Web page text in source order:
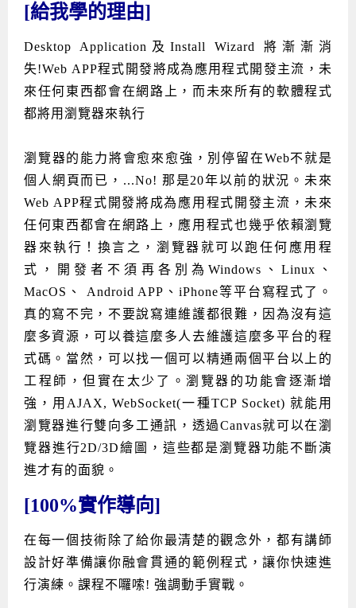
穿戴式裝置應用開發
嵌入式即時作業系統FreeRTOS 設計實作
[學程]感測電路Plus+MCU韌體設計實戰
AI課程總覽頁
AI邊緣運算實作TensorFlow Lite for MCU
AIoT智能聯網運算實戰
AI深度學習之問答系統實作
讓 AI 成為你的數位同事
Web全端開發應用班
資訊安全實務
物聯網Web整合應用實作
[學程]物聯網全端與深度學習整合
5G技術-SDN與Mininet實作
嵌入式物聯網開發實戰
[學程]物聯網全端與深度學習整合
iPAS AIoT應用工程師(物聯網類)
ROS機器人自走車系統開發應用
ROS機器手臂控制&演算法實戰
智能機器人系統整合開發
電腦視覺與影像處理課程
影像課程總覽
電腦視覺與影像處理
AI深度學習與影像辨識實戰
智能機器人系統整合開發
ARM系列課程
ARM mbed 物聯網平台應用實作
ARM Boot Loader設計
程式語言系列課程
C語言程式設計
C++程式設計
Python程式實戰養成學程
Python程式設計
Python程式設計(舊)
APCS寒暑假程式檢定班
Java 物件導向程式
Android系列課程
Android APP 實戰開發學程
Android Framework
Android ADK周邊裝置開發班
iPhone程式設計基礎班
iPhone程式設計進階班
Android嵌入式平台開發訓練班
TI MSP430微控制器開發
產品應用系列課程
生醫感測器整合設計班
NFC無線通訊設計實作班
物聯網Web整合應用實作班
轉職就業班
AIoT人工智慧與物聯網實戰人才就業班
AI智能醫療電子產品開發人才就業班
物聯網韌體工程師人才養成班
物聯網平台開發人才養成班(政府+企業雙重補助)
物聯網平台開發人才養成班
實體課程總覽
Raspberry Pi 開發入門
Python機器學習與深度學習
AI雲端原生與MLOps自動化實務
AI邊緣運算實作-TFL for MCU
自然語言處理與大型語言模型
非監督式學習
Edge AI與Pi Pico實作應用
電腦視覺演算法-人臉識別實戰
OpenVINO邊緣運算實務
iPAS巨量資料分析師考照班
iPAS AIoT應用工程師(物聯網類)
5G - SDN與Mininet實作
iPAS AIoT應用工程師(物聯網類)
iPAS巨量資料分析師
iPAS機器學習工程師
高中生升學超前部署課程總覽
APCS檢定 Python課程
APCS檢定 C++課程
APCS檢定 C語言課程
【遠距同步】APCS寒/暑假營隊
【遠距同步】青少年AI冬/夏令營
青少年AI人工智慧實作班
程式語言系列
C語言程式設計
資料結構
Python程式設計
C++程式設計
Python進階程式設計：從資料結構到演算法
Python程式實戰養成學程
Raspberry Pi系列
Linux & C語言硬體控制
Python硬體控制-Pi Pico
Edge AI與Raspberry Pi Pico實作應用
硬體控制使用Python
用樹莓派實現物聯網
5G-SDN通訊系列課程
5G關鍵技術- SDN與Mininet實作
創意程式設計系列
Scratch 創意程式設計
最新成果展
工程師學習地圖
學員專屬提問平台
青少年AI人工智慧實作班[高中生]
高中生升學超前部署課程總覽
[給我學的理由]
Desktop Application及Install Wizard 將漸漸消
失!Web APP程式開發將成為應用程式開發主流，未
來任何東西都會在網路上，而未來所有的軟體程式
都將用瀏覽器來執行
瀏覽器的能力將會愈來愈強，別停留在Web不就是
個人網頁而已，...No! 那是20年以前的狀況。未來
Web APP程式開發將成為應用程式開發主流，未來
任何東西都會在網路上，應用程式也幾乎依賴瀏覽
器來執行！換言之，瀏覽器就可以跑任何應用程
式，開發者不須再各別為Windows、Linux、
MacOS、 Android APP、iPhone等平台寫程式了。
真的寫不完，不要說寫連維護都很難，因為沒有這
麼多資源，可以養這麼多人去維護這麼多平台的程
式碼。當然，可以找一個可以精通兩個平台以上的
工程師，但實在太少了。瀏覽器的功能會逐漸增
強，用AJAX, WebSocket(一種TCP Socket) 就能用
瀏覽器進行雙向多工通訊，透過Canvas就可以在瀏
覽器進行2D/3D繪圖，這些都是瀏覽器功能不斷演
進才有的面貌。
[100%實作導向]
在每一個技術除了給你最清楚的觀念外，都有講師
設計好準備讓你融會貫通的範例程式，讓你快速進
行演練。課程不囉嗦! 強調動手實戰。